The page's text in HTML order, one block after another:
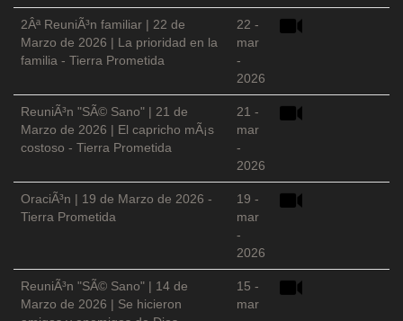
2Âª ReuniÃ³n familiar | 22 de
Marzo de 2026 | La prioridad en la
familia - Tierra Prometida
22 -
mar
-
2026
ReuniÃ³n "SÃ© Sano" | 21 de
Marzo de 2026 | El capricho mÃ¡s
costoso - Tierra Prometida
21 -
mar
-
2026
OraciÃ³n | 19 de Marzo de 2026 -
Tierra Prometida
19 -
mar
-
2026
ReuniÃ³n "SÃ© Sano" | 14 de
Marzo de 2026 | Se hicieron
15 -
mar